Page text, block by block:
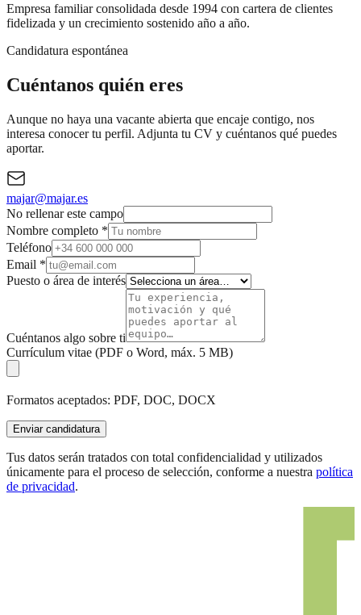
Empresa familiar consolidada desde 1994 con cartera de clientes
fidelizada y un crecimiento sostenido año a año.
Candidatura espontánea
Cuéntanos quién eres
Aunque no haya una vacante abierta que encaje contigo, nos
interesa conocer tu perfil. Adjunta tu CV y cuéntanos qué puedes
aportar.
majar@majar.es
No rellenar este campo
Nombre completo *
Teléfono
Email *
Puesto o área de interés
Cuéntanos algo sobre ti
Currículum vitae (PDF o Word, máx. 5 MB)
Formatos aceptados: PDF, DOC, DOCX
Enviar candidatura
Tus datos serán tratados con total confidencialidad y utilizados
únicamente para el proceso de selección, conforme a nuestra política
de privacidad.